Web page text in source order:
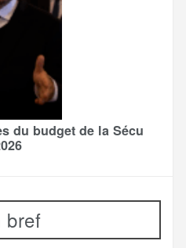
du budget de la Sécu
bref